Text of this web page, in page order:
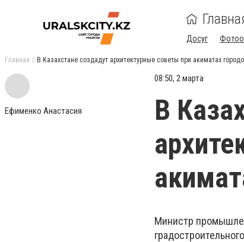
Досуг
Главная В Казахстане создадут архитектурные советы при акиматах
Ефименко Анастасия
08:50, 2 марта
В
Министр